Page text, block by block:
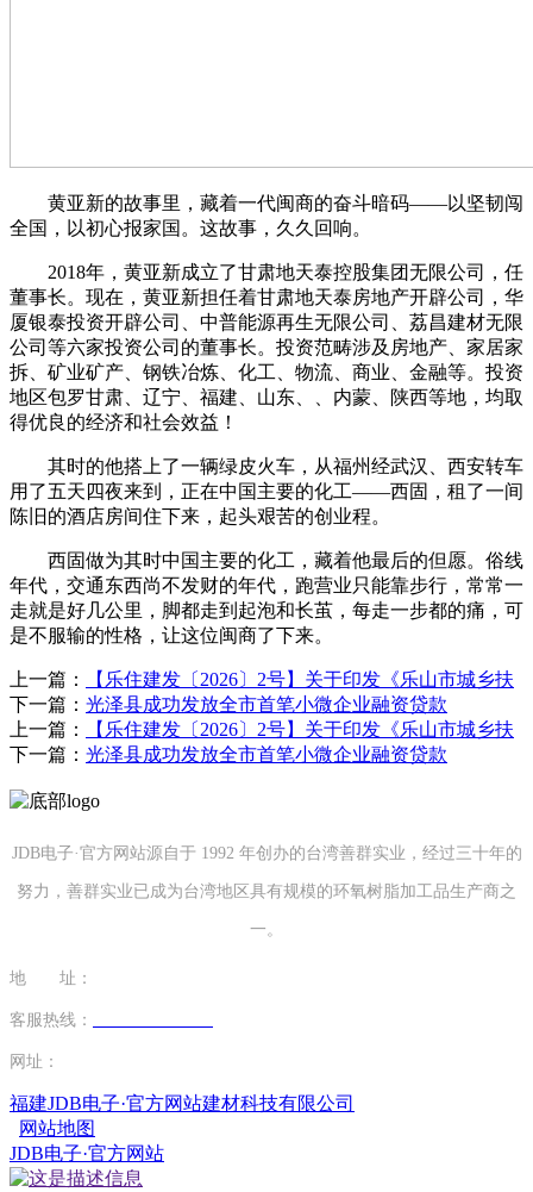
黄亚新的故事里，藏着一代闽商的奋斗暗码——以坚韧闯
全国，以初心报家国。这故事，久久回响。
2018年，黄亚新成立了甘肃地天泰控股集团无限公司，任
董事长。现在，黄亚新担任着甘肃地天泰房地产开辟公司，华
厦银泰投资开辟公司、中普能源再生无限公司、荔昌建材无限
公司等六家投资公司的董事长。投资范畴涉及房地产、家居家
拆、矿业矿产、钢铁冶炼、化工、物流、商业、金融等。投资
地区包罗甘肃、辽宁、福建、山东、、内蒙、陕西等地，均取
得优良的经济和社会效益！
其时的他搭上了一辆绿皮火车，从福州经武汉、西安转车
用了五天四夜来到，正在中国主要的化工——西固，租了一间
陈旧的酒店房间住下来，起头艰苦的创业程。
西固做为其时中国主要的化工，藏着他最后的但愿。俗线
年代，交通东西尚不发财的年代，跑营业只能靠步行，常常一
走就是好几公里，脚都走到起泡和长茧，每走一步都的痛，可
是不服输的性格，让这位闽商了下来。
上一篇：
【乐住建发〔2026〕2号】关于印发《乐山市城乡扶
下一篇： 光泽县成功发放全市首笔小微企业融资贷款
上一篇：
【乐住建发〔2026〕2号】关于印发《乐山市城乡扶
下一篇： 光泽县成功发放全市首笔小微企业融资贷款
JDB电子·官方网站源自于 1992 年创办的台湾善群实业，经过三十年的
努力，善群实业已成为台湾地区具有规模的环氧树脂加工品生产商之
一。
地 址：
客服热线：
网址：
福建JDB电子·官方网站建材科技有限公司
网站地图
JDB电子·官方网站